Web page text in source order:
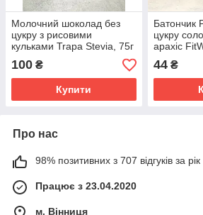
Молочний шоколад без
цукру з рисовими
кульками Trapa Stevia, 75г
100 ₴
Купити
Батончик
цукру
арахіс
44₴
Про нас
98% позитивних з 707 відгуків за рік
Працює з 23.04.2020
м. Вінниця